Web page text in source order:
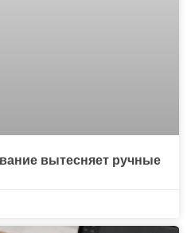
вытесняет ручные